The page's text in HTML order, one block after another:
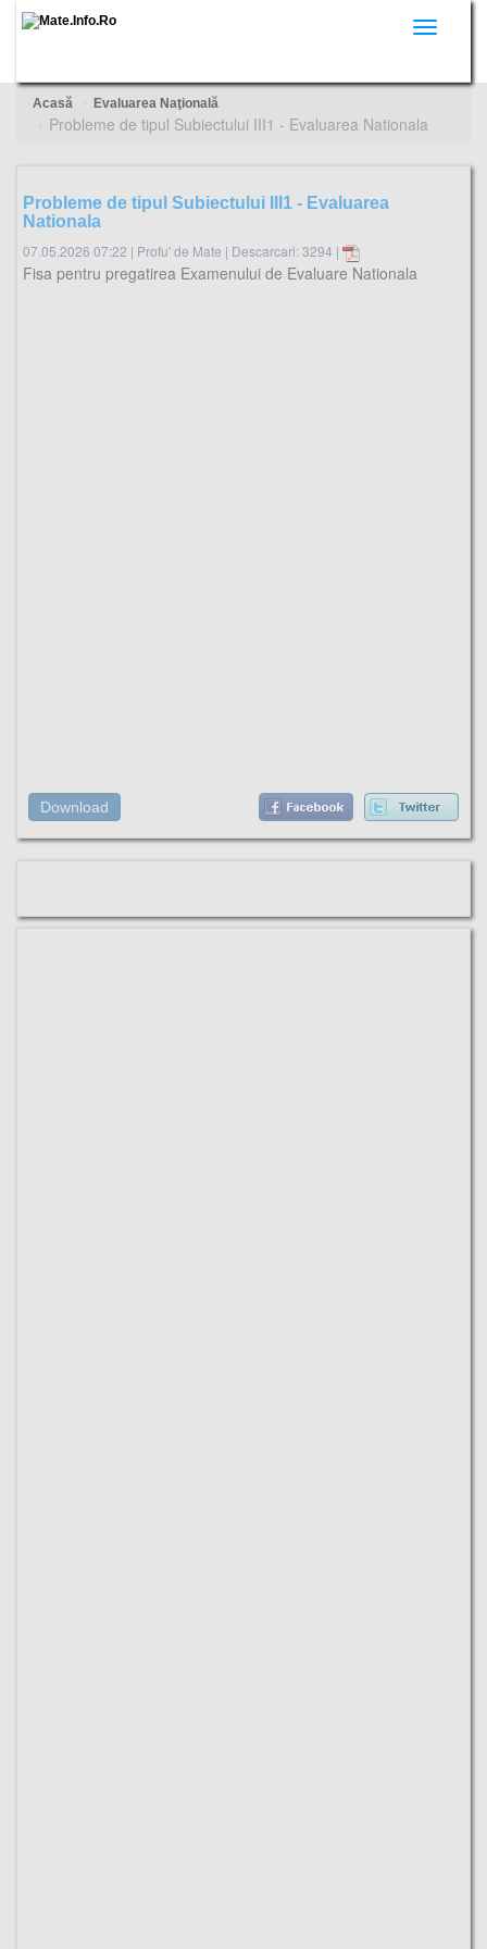
Toggle
Acasă Evaluarea Naţională
Probleme de tipul Subiectului III1 - Evaluarea Nationala
Probleme de tipul Subiectului III1 - Evaluarea
Nationala
07.05.2026 07:22 | Profu' de Mate | Descarcari: 3294 |
Fisa pentru pregatirea Examenului de Evaluare Nationala
Download